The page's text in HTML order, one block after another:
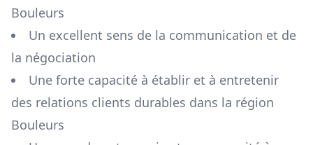
Bouleurs
Un excellent sens de la communication et de
la négociation
Une forte capacité à établir et à entretenir
des relations clients durables dans la région
Bouleurs